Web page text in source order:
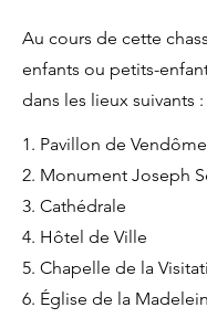
Au cours de cette
enfants ou petits-
dans les lieux suivants :
1. Pavillon de Vendôme
2. Monument Joseph
3. Cathédrale
4. Hôtel de Ville
5. Chapelle de la
6. Église de la